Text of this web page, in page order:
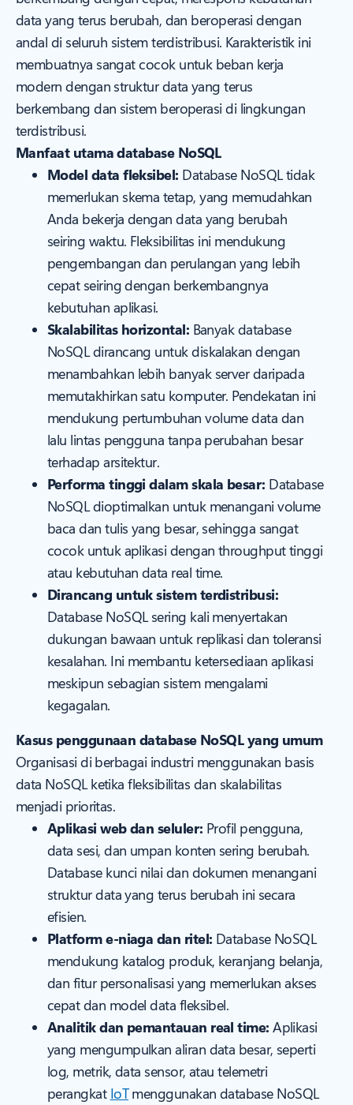
data yang terus berubah, dan beroperasi dengan
andal di seluruh sistem terdistribusi. Karakteristik ini
membuatnya sangat cocok untuk beban kerja
modern dengan struktur data yang terus
berkembang dan sistem beroperasi di lingkungan
terdistribusi.
Manfaat utama database NoSQL
Model data fleksibel: Database NoSQL tidak
memerlukan skema tetap, yang memudahkan
Anda bekerja dengan data yang berubah
seiring waktu. Fleksibilitas ini mendukung
pengembangan dan perulangan yang lebih
cepat seiring dengan berkembangnya
kebutuhan aplikasi.
Skalabilitas horizontal: Banyak database
NoSQL dirancang untuk diskalakan dengan
menambahkan lebih banyak server daripada
memutakhirkan satu komputer. Pendekatan ini
mendukung pertumbuhan volume data dan
lalu lintas pengguna tanpa perubahan besar
terhadap arsitektur.
Performa tinggi dalam skala besar: Database
NoSQL dioptimalkan untuk menangani volume
baca dan tulis yang besar, sehingga sangat
cocok untuk aplikasi dengan throughput tinggi
atau kebutuhan data real time.
Dirancang untuk sistem terdistribusi:
Database NoSQL sering kali menyertakan
dukungan bawaan untuk replikasi dan toleransi
kesalahan. Ini membantu ketersediaan aplikasi
meskipun sebagian sistem mengalami
kegagalan.
Kasus penggunaan database NoSQL yang umum
Organisasi di berbagai industri menggunakan basis
data NoSQL ketika fleksibilitas dan skalabilitas
menjadi prioritas.
Aplikasi web dan seluler: Profil pengguna,
data sesi, dan umpan konten sering berubah.
Database kunci nilai dan dokumen menangani
struktur data yang terus berubah ini secara
efisien.
Platform e-niaga dan ritel: Database NoSQL
mendukung katalog produk, keranjang belanja,
dan fitur personalisasi yang memerlukan akses
cepat dan model data fleksibel.
Analitik dan pemantauan real time:Aplikasi
yang mengumpulkan aliran data besar, seperti
log, metrik, data sensor, atau telemetri
perangkat IoTmenggunakan database NoSQL